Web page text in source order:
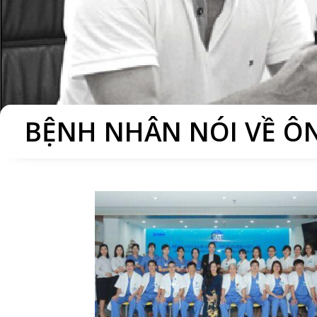
BỆNH NHÂN NÓI VỀ